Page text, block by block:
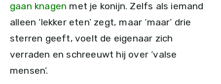
gaan knagen met je konijn. Zelfs als iemand
alleen ‘lekker eten’ zegt, maar ‘maar’ drie
sterren geeft, voelt de eigenaar zich
verraden en schreeuwt hij over ‘valse
mensen’.